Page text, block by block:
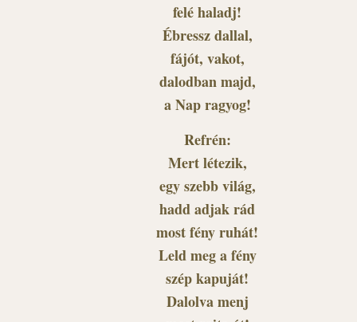
felé haladj!
Ébressz dallal,
fájót, vakot,
dalodban majd,
a Nap ragyog!
Refrén:
Mert létezik,
egy szebb világ,
hadd adjak rád
most fény ruhát!
Leld meg a fény
szép kapuját!
Dalolva menj